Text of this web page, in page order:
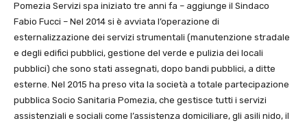
Pomezia Servizi spa iniziato tre anni fa – aggiunge il Sindaco
Fabio Fucci – Nel 2014 si è avviata l’operazione di
esternalizzazione dei servizi strumentali (manutenzione stradale
e degli edifici pubblici, gestione del verde e pulizia dei locali
pubblici) che sono stati assegnati, dopo bandi pubblici, a ditte
esterne. Nel 2015 ha preso vita la società a totale partecipazione
pubblica Socio Sanitaria Pomezia, che gestisce tutti i servizi
assistenziali e sociali come l’assistenza domiciliare, gli asili nido, il